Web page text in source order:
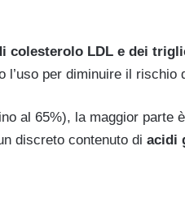
LDL e dei
l’uso per diminuire il rischio
al 65%), la maggior parte
discreto contenuto di acidi